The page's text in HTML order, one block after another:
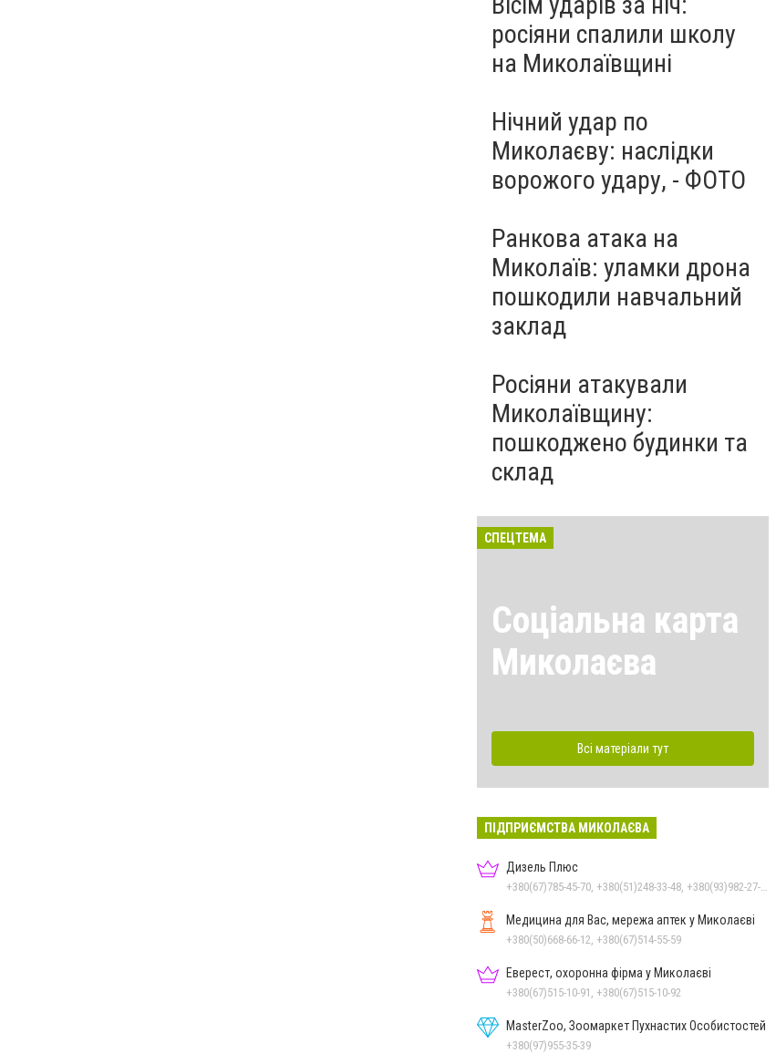
та поранена, - ФОТО
росіяни спалили школу
на Миколаївщині
Нічний удар по
Миколаєву: наслідки
ворожого удару, - ФОТО
Ранкова атака на
Миколаїв: уламки дрона
пошкодили навчальний
заклад
Росіяни атакували
Миколаївщину:
пошкоджено будинки та
склад
СПЕЦТЕМА
Соціальна карта
Миколаєва
Всі матеріали тут
ПІДПРИЄМСТВА МИКОЛАЄВА
Дизель Плюс
Медицина для Вас, мережа аптек у Миколаєві
+380(50)668-66-12, +380(67)514-55-59
Еверест, охоронна фірма у Миколаєві
+380(67)515-10-91, +380(67)515-10-92
MasterZoo, Зоомаркет Пухнастих Особистостей
+380(97)955-35-39